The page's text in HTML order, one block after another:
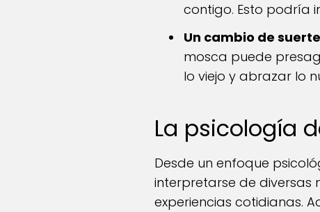
contigo. Esto podría
Un cambio de
mosca puede
lo viejo y abrazar lo
La psicología
Desde un enfoque
interpretarse de diversas
experiencias cotidianas.